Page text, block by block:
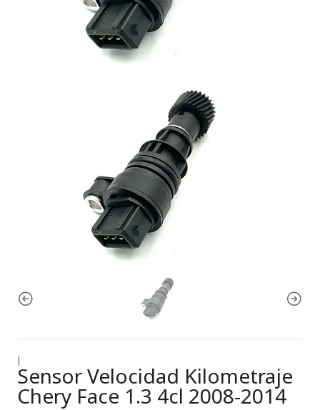
|
Sensor Velocidad Kilometraje
Chery Face 1.3 4cl 2008-2014